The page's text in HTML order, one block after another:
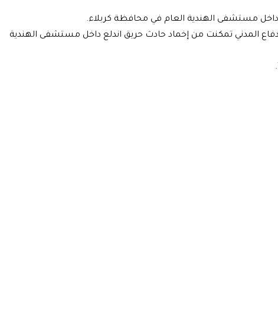
داخل مستشفى الهندية العام في محافظة كربلاء.
المدني تمكنت من إخماد حادث حريق اندلع داخل مستشفى الهندية